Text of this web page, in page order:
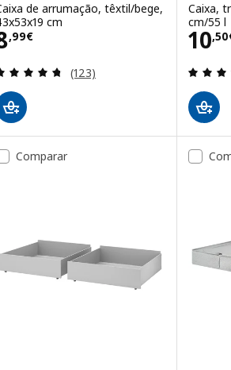
de arrumação, têxtil/bege,
cm
,99€ 8,99€
Avaliação: 4.7 fora de 5
(123)
Caixa,
cm/55 l
10,50
Comparar